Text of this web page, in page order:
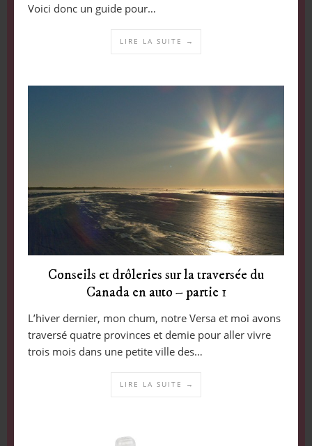
Voici donc un guide pour…
LIRE LA SUITE →
Conseils et drôleries sur la traversée du
Canada en auto – partie 1
L’hiver dernier, mon chum, notre Versa et moi avons
traversé quatre provinces et demie pour aller vivre
trois mois dans une petite ville des…
LIRE LA SUITE →